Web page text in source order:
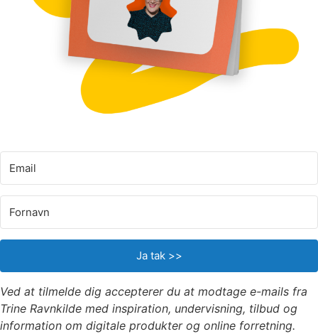
Ja tak >>
Ved at tilmelde dig accepterer du at modtage e-mails fra
Trine Ravnkilde med inspiration, undervisning, tilbud og
information om digitale produkter og online forretning.